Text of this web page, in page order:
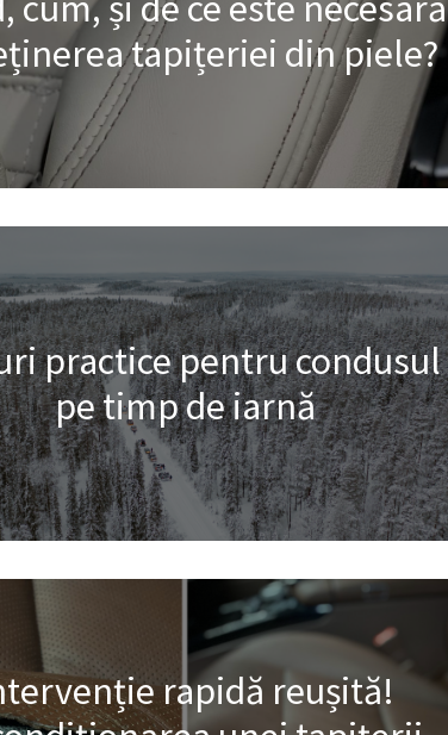
tapițeriei din piele?
practice pentru condusul
pe timp de iarnă
rapidă reușită!